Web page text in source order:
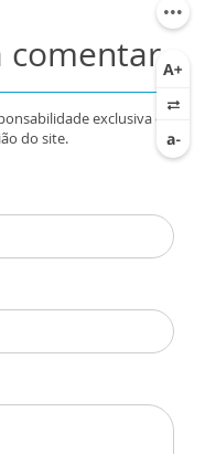
comentar
exclusiva de
do site.